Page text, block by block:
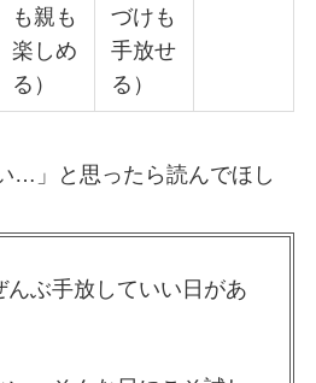
も親も
楽しめ
る）
づけも
手放せ
る）
…」と思ったら読んでほし
ぶ手放していい日があ